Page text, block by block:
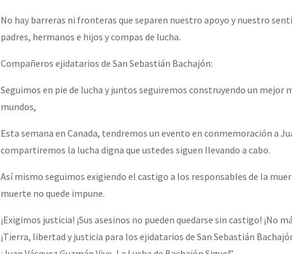
No hay barreras ni fronteras que separen nuestro apoyo y nuestro
padres, hermanos e hijos y compas de lucha.
Compañeros ejidatarios de San Sebastián Bachajón:
Seguimos en pie de lucha y juntos seguiremos construyendo un mejor
mundos,
Esta semana en Canada, tendremos un evento en conmemoración a
compartiremos la lucha digna que ustedes siguen llevando a cabo.
Así mismo seguimos exigiendo el castigo a los responsables de la
muerte no quede impune.
¡Exigimos justicia! ¡Sus asesinos no pueden quedarse sin castigo! ¡No
¡Tierra, libertad y justicia para los ejidatarios de San Sebastián